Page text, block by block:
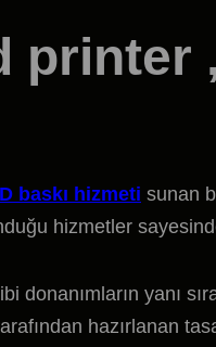
baskı hizmeti sunan
hizmetler
donanımların yanı
hazırlanan